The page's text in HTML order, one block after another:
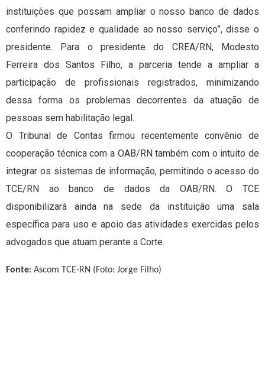
instituições que possam ampliar o nosso banco de dados
conferindo rapidez e qualidade ao nosso serviço”, disse o
presidente. Para o presidente do CREA/RN, Modesto
Ferreira dos Santos Filho, a parceria tende a ampliar a
participação de profissionais registrados, minimizando
dessa forma os problemas decorrentes da atuação de
pessoas sem habilitação legal.
O Tribunal de Contas firmou recentemente convênio de
cooperação técnica com a OAB/RN também com o intuito de
integrar os sistemas de informação, permitindo o acesso do
TCE/RN ao banco de dados da OAB/RN. O TCE
disponibilizará ainda na sede da instituição uma sala
específica para uso e apoio das atividades exercidas pelos
advogados que atuam perante a Corte.
Fonte: Ascom TCE-RN (Foto: Jorge Filho)